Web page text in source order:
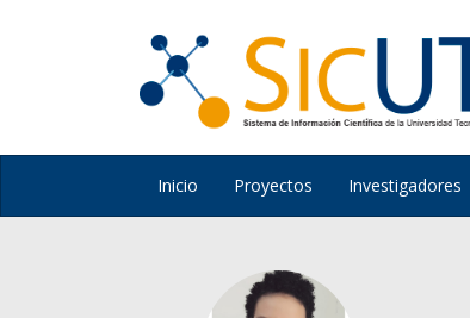
Inicio Proyectos Investigadores